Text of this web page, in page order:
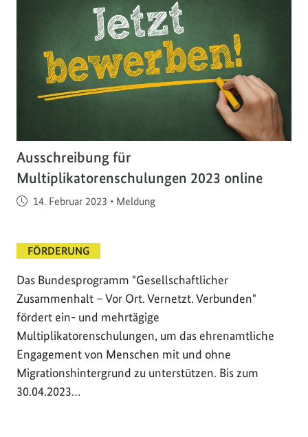
Ausschreibung für
Multiplikatorenschulungen 2023 online
Veröffentlicht am
14. Februar 2023 • Meldung
FÖRDERUNG
Das Bundesprogramm "Gesellschaftlicher
Zusammenhalt – Vor Ort. Vernetzt. Verbunden"
fördert ein- und mehrtägige
Multiplikatorenschulungen, um das ehrenamtliche
Engagement von Menschen mit und ohne
Migrationshintergrund zu unterstützen. Bis zum
30.04.2023…